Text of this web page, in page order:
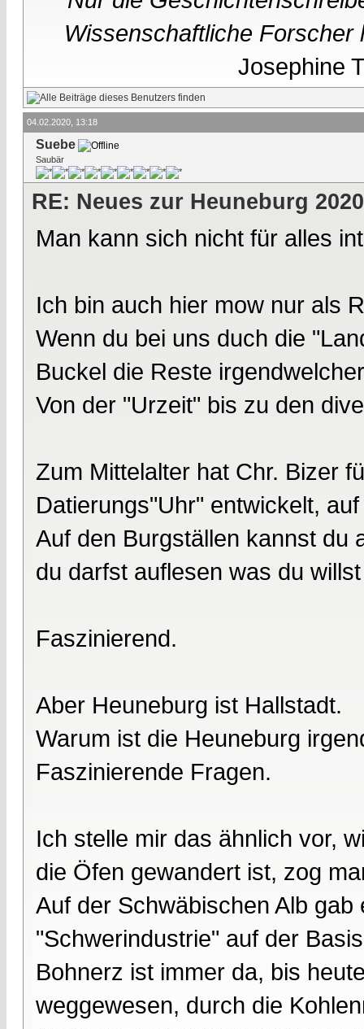
Wissenschaftliche
Josephine
04.02.2020, 13:18
Suebe
Saubär
RE: Neues zur Heuneburg 2020
Man kann sich nicht für alles
Ich bin auch hier mow nur als
Wenn du bei uns duch die
Buckel die Reste
Von der "Urzeit" bis zu den
Zum Mittelalter hat Chr. Bizer
Datierungs"Uhr" entwickelt,
Auf den Burgställen kannst du
du darfst auflesen was du willst
Faszinierend.
Aber Heuneburg ist Hallstadt.
Warum ist die Heuneburg
Faszinierende Fragen.
Ich stelle mir das ähnlich vor,
die Öfen gewandert ist, zog
Auf der Schwäbischen Alb
"Schwerindustrie" auf der
Bohnerz ist immer da, bis
weggewesen, durch die